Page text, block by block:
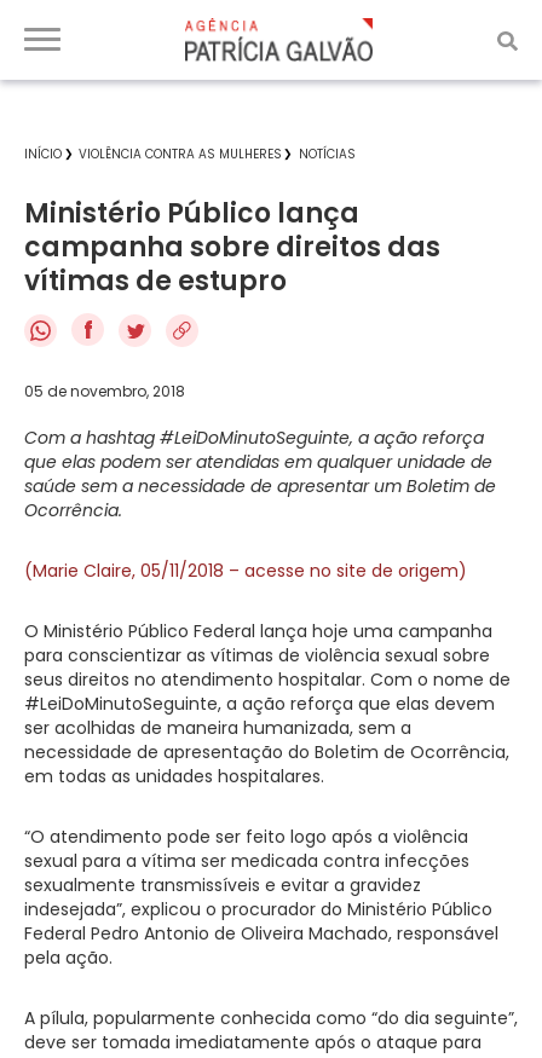
INÍCIO VIOLÊNCIA CONTRA AS MULHERES NOTÍCIAS
Ministério Público lança
campanha sobre direitos das
vítimas de estupro
f
05 de novembro, 2018
Com a hashtag #LeiDoMinutoSeguinte, a ação reforça
que elas podem ser atendidas em qualquer unidade de
saúde sem a necessidade de apresentar um Boletim de
Ocorrência.
(Marie Claire, 05/11/2018 – acesse no site de origem)
O Ministério Público Federal lança hoje uma campanha
para conscientizar as vítimas de violência sexual sobre
seus direitos no atendimento hospitalar. Com o nome de
#LeiDoMinutoSeguinte, a ação reforça que elas devem
ser acolhidas de maneira humanizada, sem a
necessidade de apresentação do Boletim de Ocorrência,
em todas as unidades hospitalares.
“O atendimento pode ser feito logo após a violência
sexual para a vítima ser medicada contra infecções
sexualmente transmissíveis e evitar a gravidez
indesejada”, explicou o procurador do Ministério Público
Federal Pedro Antonio de Oliveira Machado, responsável
pela ação.
A pílula, popularmente conhecida como “do dia seguinte”,
deve ser tomada imediatamente após o ataque para